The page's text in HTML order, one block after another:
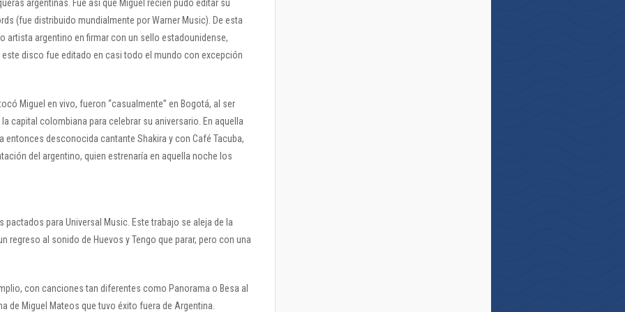
argentinas. Fue así que Miguel recién pudo editar su
(fue distribuido mundialmente por Warner Music). De esta
artista argentino en firmar con un sello estadounidense,
disco fue editado en casi todo el mundo con excepción
Miguel en vivo, fueron “casualmente” en Bogotá, al ser
capital colombiana para celebrar su aniversario. En aquella
desconocida cantante Shakira y con Café Tacuba,
del argentino, quien estrenaría en aquella noche los
para Universal Music. Este trabajo se aleja de la
regreso al sonido de Huevos y Tengo que parar, pero con una
con canciones tan diferentes como Panorama o Besa al
de Miguel Mateos que tuvo éxito fuera de Argentina.